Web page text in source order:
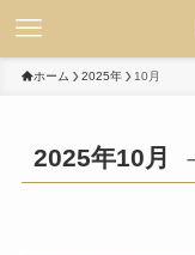
ホーム 2025年 10月
2025年10月